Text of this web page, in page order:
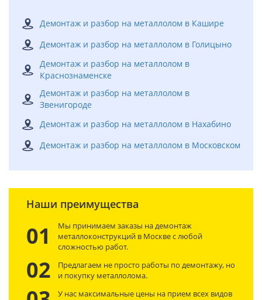
Демонтаж и разбор на металлолом в Кашире
Демонтаж и разбор на металлолом в Голицыно
Демонтаж и разбор на металлолом в
Краснознаменске
Демонтаж и разбор на металлолом в
Звенигороде
Демонтаж и разбор на металлолом в Нахабино
Демонтаж и разбор на металлолом в Московском
Наши преимущества
01
Мы принимаем заказы на демонтаж
металлоконструкций в Москве с любой
сложностью работ.
02
Предлагаем не просто работы по демонтажу, но
и покупку металлолома.
У нас максимальные цены на прием всех видов